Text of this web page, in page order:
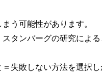
う可能性があります。
タンバーグの研究によ
失敗しない方法を選択